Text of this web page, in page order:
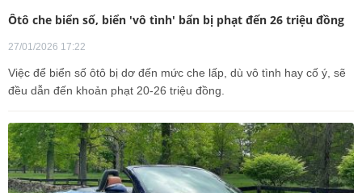
Ôtô che biển số, biển 'vô tình' bẩn bị phạt đến 26 triệu đồng
27/01/2026 17:22
Việc để biển số ôtô bị dơ đến mức che lấp, dù vô tình hay cố ý, sẽ
đều dẫn đến khoản phạt 20-26 triệu đồng.